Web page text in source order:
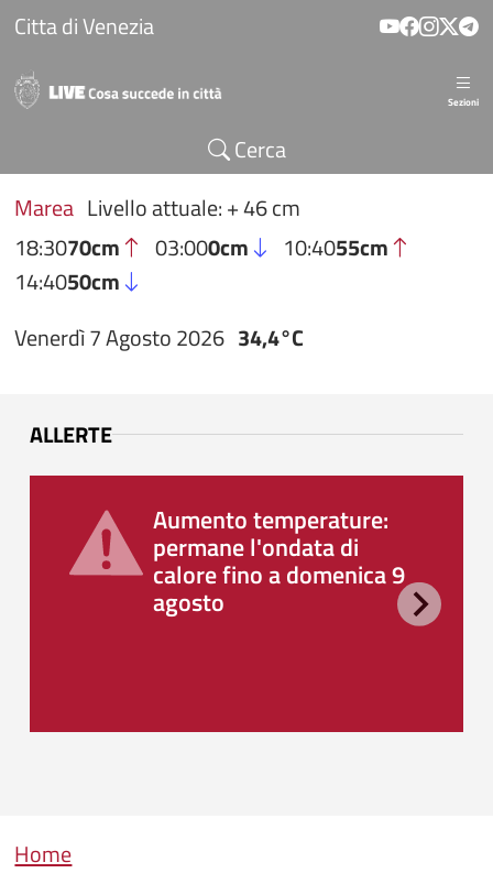
Salta al contenuto principale
Citta di Venezia
Sezioni
Cerca
Marea Livello attuale: + 46 cm
18:3070cm 03:000cm 10:4055cm
14:4050cm
Venerdì 7 Agosto 2026 34,4°C
ALLERTE
Aumento temperature:
permane l'ondata di
calore fino a domenica 9
agosto
Briciole di pane
Home